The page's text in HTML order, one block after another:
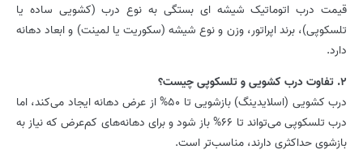
قیمت درب اتوماتیک شیشه ای بستگی به نوع درب (کشویی ساده یا
تلسکوپی)، برند اپراتور، وزن و نوع شیشه (سکوریت یا لمینت) و ابعاد دهانه
دارد.
2. تفاوت درب کشویی و تلسکوپی چیست؟
درب کشویی (اسلایدینگ) بازشویی تا 50% از عرض دهانه ایجاد می‌کند، اما
درب تلسکوپی می‌تواند تا 66% باز شود و برای دهانه‌های کم‌عرض که نیاز به
بازشوی حداکثری دارند، مناسب‌تر است.